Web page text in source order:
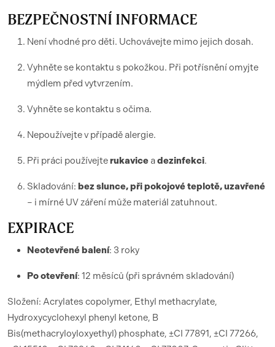
BEZPEČNOSTNÍ INFORMACE
Není vhodné pro děti. Uchovávejte mimo jejich dosah.
Vyhněte se kontaktu s pokožkou. Při potřísnění omyjte
mýdlem před vytvrzením.
Vyhněte se kontaktu s očima.
Nepoužívejte v případě alergie.
Při práci používejterukavice adezinfekci.
Skladování: bez slunce, při pokojové teplotě, uzavřené
– i mírné UV záření může materiál zatuhnout.
EXPIRACE
Neotevřené balení: 3 roky
Po otevření: 12 měsíců (při správném skladování)
Složení: Acrylates copolymer, Ethyl methacrylate,
Hydroxycyclohexyl phenyl ketone, B
Bis(methacryloyloxyethyl) phosphate, ±CI 77891, ±CI 77266,